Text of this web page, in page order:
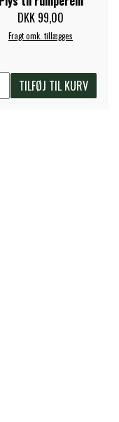
DKK 99,00
Fragt omk. tillægges
TILFØJ TIL KURV